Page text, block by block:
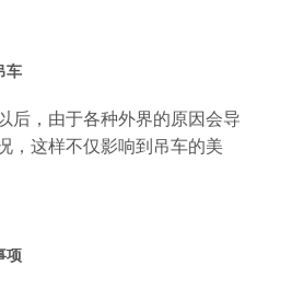
车
后，由于各种外界的原因会导
，这样不仅影响到吊车的美
项